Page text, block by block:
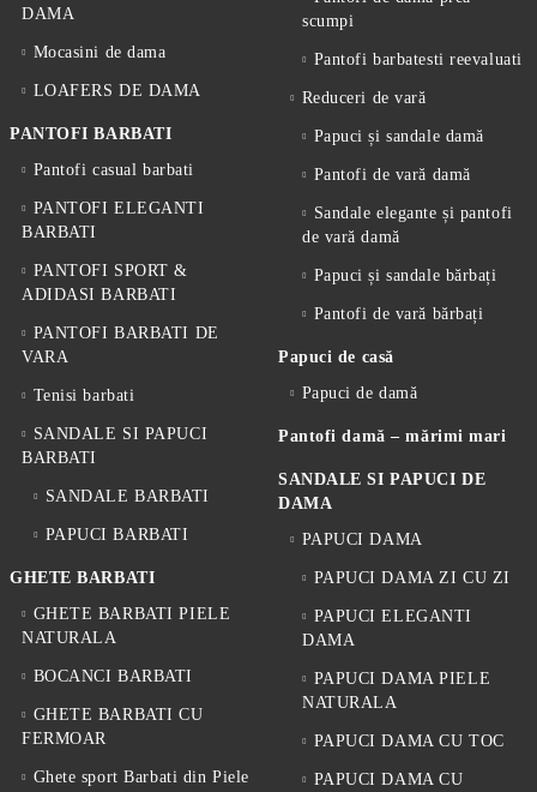
DAMA
Mocasini de dama
LOAFERS DE DAMA
PANTOFI BARBATI
Pantofi casual barbati
PANTOFI ELEGANTI
BARBATI
PANTOFI SPORT &
ADIDASI BARBATI
PANTOFI BARBATI DE
VARA
Tenisi barbati
SANDALE SI PAPUCI
BARBATI
SANDALE BARBATI
PAPUCI BARBATI
GHETE BARBATI
GHETE BARBATI PIELE
NATURALA
BOCANCI BARBATI
GHETE BARBATI CU
FERMOAR
Ghete sport Barbati din Piele
scumpi
Pantofi barbatesti reevaluati
Reduceri de vară
Papuci și sandale damă
Pantofi de vară damă
Sandale elegante și pantofi
de vară damă
Papuci și sandale bărbați
Pantofi de vară bărbați
Papuci de casă
Papuci de damă
Pantofi damă – mărimi mari
SANDALE SI PAPUCI DE
DAMA
PAPUCI DAMA
PAPUCI DAMA ZI CU ZI
PAPUCI ELEGANTI
DAMA
PAPUCI DAMA PIELE
NATURALA
PAPUCI DAMA CU TOC
PAPUCI DAMA CU